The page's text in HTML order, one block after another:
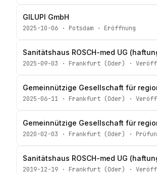
GILUPI GmbH
2025-10-06 · Potsdam · Eröffnung
Sanitätshaus ROSCH-med UG
2025-09-03 · Frankfurt (Oder) ·
Gemeinnützige Gesellschaft für
2025-06-11 · Frankfurt (Oder) ·
Gemeinnützige Gesellschaft für
2020-02-03 · Frankfurt (Oder) ·
Sanitätshaus ROSCH-med UG
2019-12-19 · Frankfurt (Oder) ·